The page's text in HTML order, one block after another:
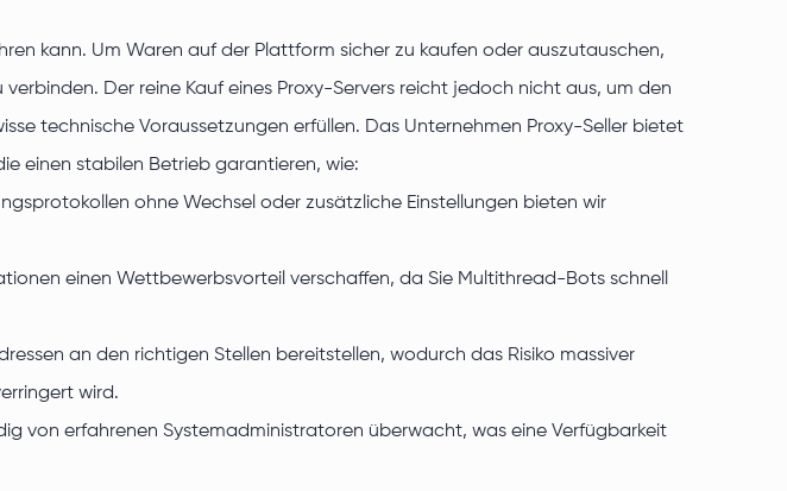
kann. Um Waren auf der Plattform sicher zu kaufen oder auszutauschen,
Der reine Kauf eines Proxy-Servers reicht jedoch nicht aus, um den
technische Voraussetzungen erfüllen. Das Unternehmen Proxy-Seller bietet
einen stabilen Betrieb garantieren, wie:
ohne Wechsel oder zusätzliche Einstellungen bieten wir
einen Wettbewerbsvorteil verschaffen, da Sie Multithread-Bots schnell
an den richtigen Stellen bereitstellen, wodurch das Risiko massiver
wird.
von erfahrenen Systemadministratoren überwacht, was eine Verfügbarkeit